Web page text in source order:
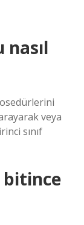
veya
sınıf